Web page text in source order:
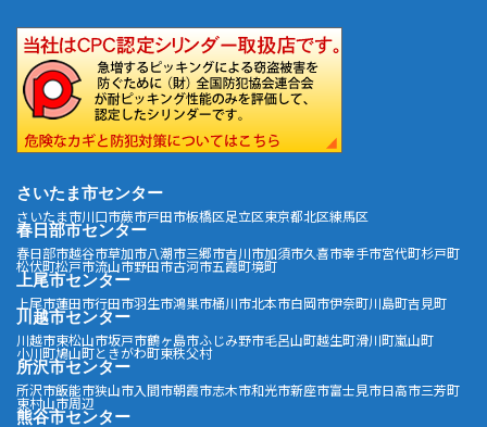
さいたま市センター
さいたま市川口市蕨市戸田市板橋区足立区東京都北区練馬区
春日部市センター
春日部市越谷市草加市八潮市三郷市吉川市加須市久喜市幸手市宮代町杉戸町
松伏町松戸市流山市野田市古河市五霞町境町
上尾市センター
上尾市蓮田市行田市羽生市鴻巣市桶川市北本市白岡市伊奈町川島町吉見町
川越市センター
川越市東松山市坂戸市鶴ヶ島市ふじみ野市毛呂山町越生町滑川町嵐山町
小川町鳩山町ときがわ町東秩父村
所沢市センター
所沢市飯能市狭山市入間市朝霞市志木市和光市新座市富士見市日高市三芳町
東村山市周辺
熊谷市センター